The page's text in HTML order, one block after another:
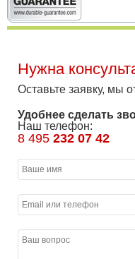
Нужна
Оставьте заявку, мы
Удобнее сделать
Наш телефон:
8 495 232 07 42